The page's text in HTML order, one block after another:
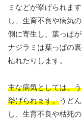
ミなどが挙げられま
し、生育不良や病気
側に寄生し、葉っぱ
ナジラミは葉っぱの
枯れたりします。
主な病気としては、
挙げられます。うど
し、生育不良や枯死